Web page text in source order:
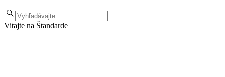
Vitajte na Štandarde